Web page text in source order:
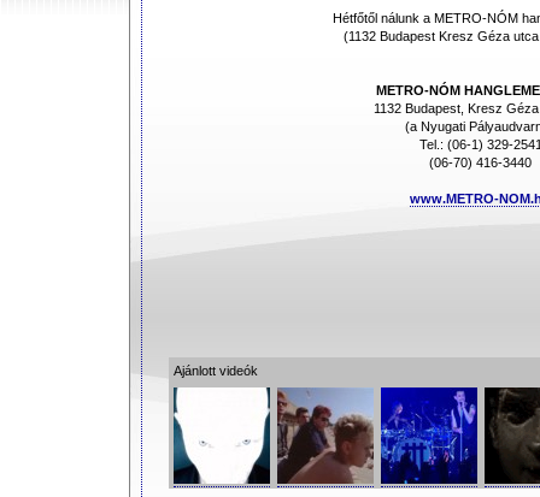
Hétfőtől nálunk a METRO-NÓM
(1132 Budapest Kresz Géza
METRO-NÓM
1132 Budapest, Kresz
(a Nyugati
Tel.: (06-1) 329-
(06-70) 416-3440
www.METRO-
Ajánlott videók